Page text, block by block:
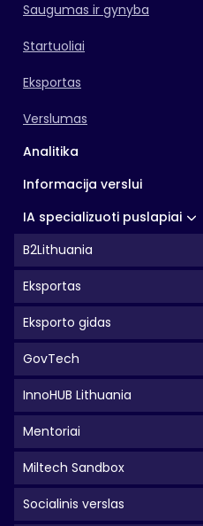
Saugumas ir gynyba
Startuoliai
Eksportas
Verslumas
Analitika
Informacija verslui
IA specializuoti puslapiai
B2Lithuania
Eksportas
Eksporto gidas
GovTech
InnoHUB Lithuania
Mentoriai
Miltech Sandbox
Socialinis verslas